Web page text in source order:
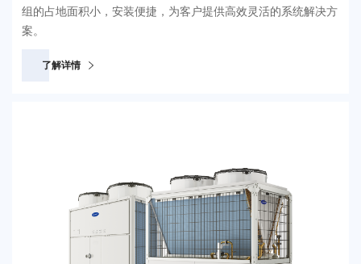
组的占地面积小，安装便捷，为客户提供高效灵活的系统解决方
案。
了解详情